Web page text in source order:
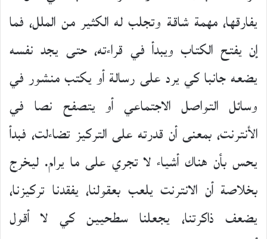
يفارقها، مهمة شاقة وتجلب له الكثير من الملل، فما
إن يفتح الكتاب ويبدأ في قراءته، حتى يجد نفسه
يضعه جانبا كي يرد على رسالة أو يكتب منشور في
وسائل التواصل الاجتماعي أو يتصفح نصا في
الأنترنت، بمعنى أن قدرته على التركيز تضاءلت، فبدأ
يحس بأن هناك أشياء لا تجري على ما يرام. ليخرج
بخلاصة أن الانترنت يلعب بعقولنا، يفقدنا تركيزنا،
يضعف ذاكرتنا، يجعلنا سطحيين كي لا أقول